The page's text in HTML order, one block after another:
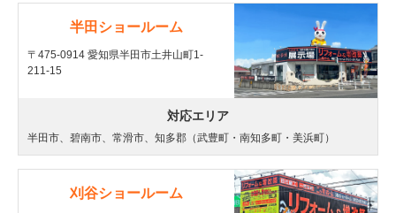
半田ショールーム
〒475-0914 愛知県半田市土井山町1-
211-15
対応エリア
半田市、碧南市、常滑市、知多郡（武豊町・南知多町・美浜町）
刈谷ショールーム